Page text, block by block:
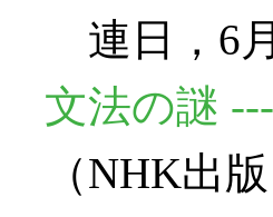
連日，6
文法の謎
（NHK出